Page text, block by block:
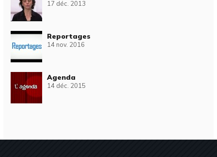
17 déc. 2013
Reportages
14 nov. 2016
Agenda
14 déc. 2015